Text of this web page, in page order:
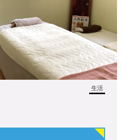
生活